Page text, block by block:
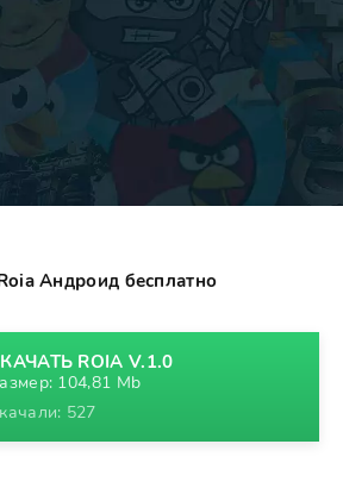
Андроид бесплатно
ROIA V.1.0
104,81 Mb
527